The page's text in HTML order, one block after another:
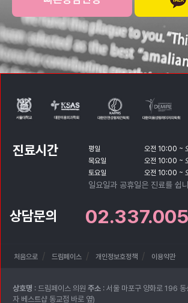
진료시간 평일
오전 10:00 ~
목요일
오전 10:00 ~
토요일
오전 10:00 ~
일요일과 공휴일은 진료를 쉽
상담문의
처음으로 드림페이스 개인정보호정책 이용약관
상호명 : 드림페이스 의원 주소 : 서울 마포구 양화로 196
자 베스트샵 동교점 바로 옆)